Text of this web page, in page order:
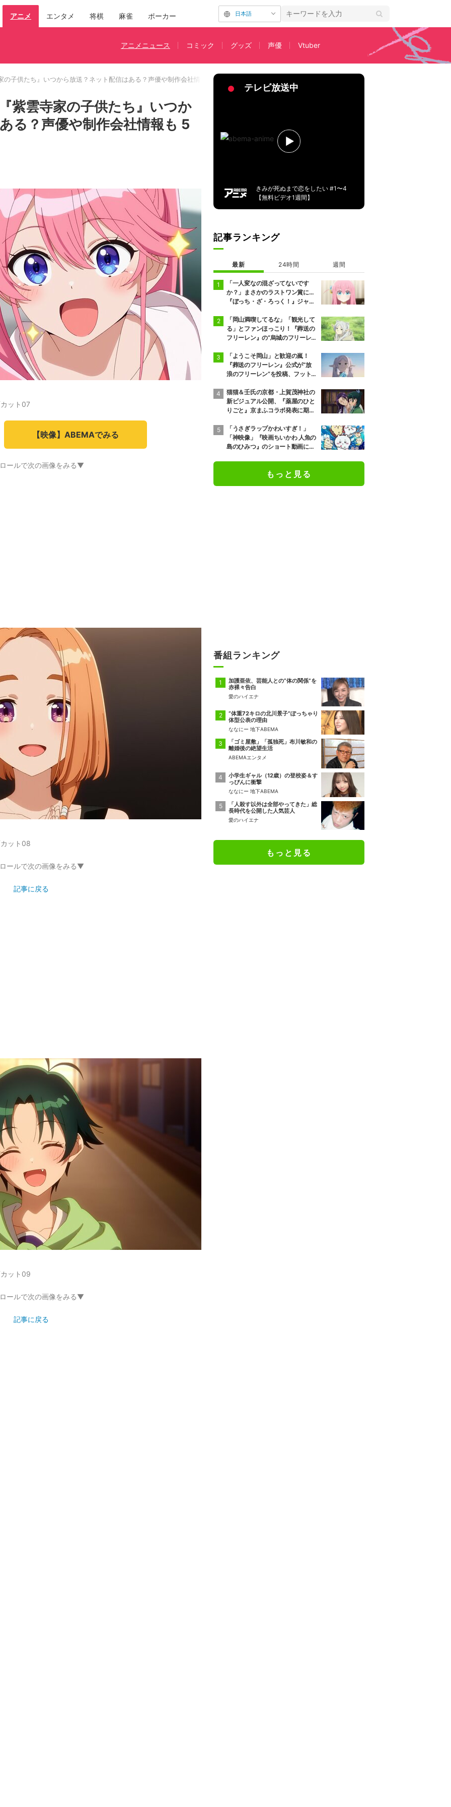
アニメ エンタメ 将棋 麻雀 ポーカー 日本語
アニメニュース コミック グッズ 声優 Vtuber
の子供たち』いつから放送？ネット配信はある？声優や制作会社情報も
紫雲寺家の子供たち』いつか
る？声優や制作会社情報も 5
ット07
【映像】ABEMAでみる
ールで次の画像をみる▼
ット08
ールで次の画像をみる▼
記事に戻る
ット09
ールで次の画像をみる▼
記事に戻る
テレビ放送中
きみが死ぬまで恋をしたい #1〜4
【無料ビデオ1週間】
記事ランキング
最新 24時間 週間
「一人変なの混ざってないです
か？」まさかのラストワン賞に…
『ぼっち・ざ・ろっく！』ジャー
「岡山満喫してるな」「観光して
る」とファンほっこり！『葬送の
フリーレン』の“烏城のフリーレ
「ようこそ岡山」と歓迎の嵐！
『葬送のフリーレン』公式が“放
浪のフリーレン”を投稿、フット
猫猫＆壬氏の京都・上賀茂神社の
新ビジュアル公開、『薬屋のひと
りごと』京まふコラボ発表に期待
「うさぎラップかわいすぎ！」
「神映像」『映画ちいかわ 人魚の
島のひみつ』のショート動画に
もっと見る
番組ランキング
加護亜依、芸能人との“体の関係”を
赤裸々告白
愛のハイエナ
“体重72キロの北川景子”ぽっちゃり
体型公表の理由
ななにー 地下ABEMA
「ゴミ屋敷」「孤独死」布川敏和の
離婚後の絶望生活
ABEMAエンタメ
小学生ギャル（12歳）の登校姿＆す
っぴんに衝撃
ななにー 地下ABEMA
「人殺す以外は全部やってきた」総
長時代を公開した人気芸人
愛のハイエナ
もっと見る